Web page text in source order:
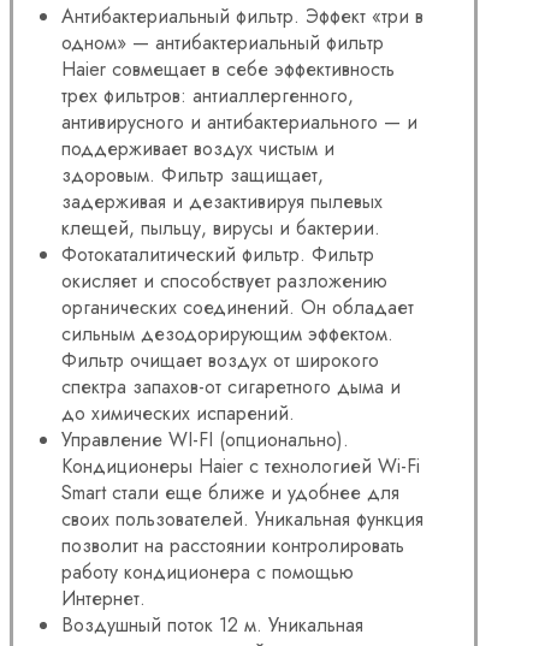
Антибактериальный фильтр. Эффект «три в
одном» — антибактериальный фильтр
Haier совмещает в себе эффективность
трех фильтров: антиаллергенного,
антивирусного и антибактериального — и
поддерживает воздух чистым и
здоровым. Фильтр защищает,
задерживая и дезактивируя пылевых
клещей, пыльцу, вирусы и бактерии.
Фотокаталитический фильтр. Фильтр
окисляет и способствует разложению
органических соединений. Он обладает
сильным дезодорирующим эффектом.
Фильтр очищает воздух от широкого
спектра запахов-от сигаретного дыма и
до химических испарений.
Управление WI-FI (опционально).
Кондиционеры Haier с технологией Wi-Fi
Smart стали еще ближе и удобнее для
своих пользователей. Уникальная функция
позволит на расстоянии контролировать
работу кондиционера с помощью
Интернет.
Воздушный поток 12 м. Уникальная